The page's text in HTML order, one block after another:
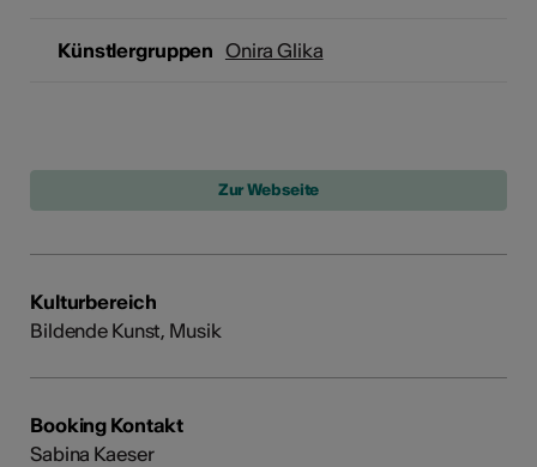
Künstlergruppen Onira Glika
Kulturbereich
Bildende Kunst, Musik
Booking Kontakt
Sabina Kaeser